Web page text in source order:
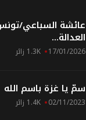
عائشة السباعي/
العدالة...
17/01/2026 1.3K زائر
سمّ يا غزة باسم الله
02/11/2023 1.4K زائر